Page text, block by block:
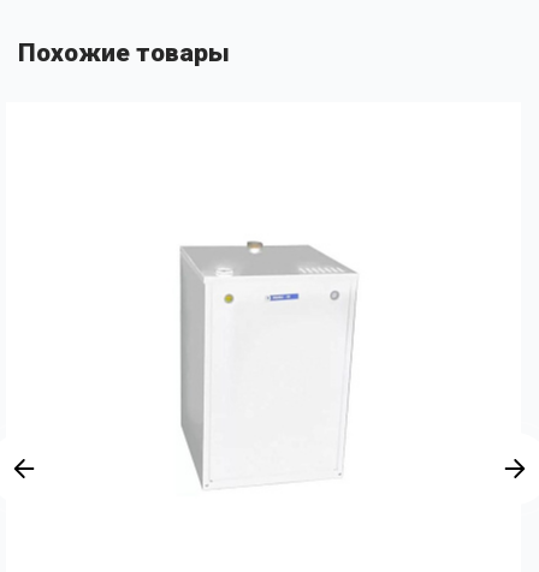
Похожие товары